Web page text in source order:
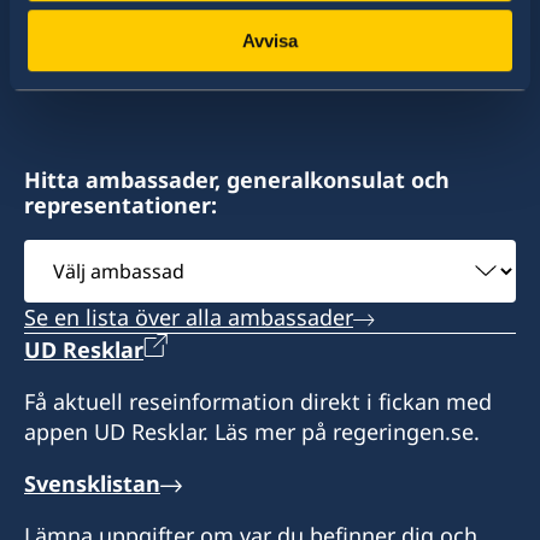
Avvisa
av dessa stater har Sverige ambassader och
konsulat. Sveriges utrikesrepresentation består
av drygt 100 utlandsmyndigheter.
Hitta ambassader, generalkonsulat och
representationer:
ambassad
Se en lista över alla ambassader
UD Resklar
Få aktuell reseinformation direkt i fickan med
appen UD Resklar. Läs mer på regeringen.se.
Svensklistan